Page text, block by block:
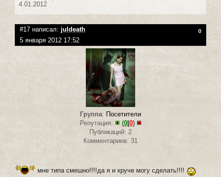
4.01.2012
#17 написал: juldeath 0
5 января 2012 17:52
Группа: Посетители
Репутация:
(0|0)
Публикаций: 2
Комментариев: 31
мне типа смешно!!!!да я и круче могу сделать!!!!